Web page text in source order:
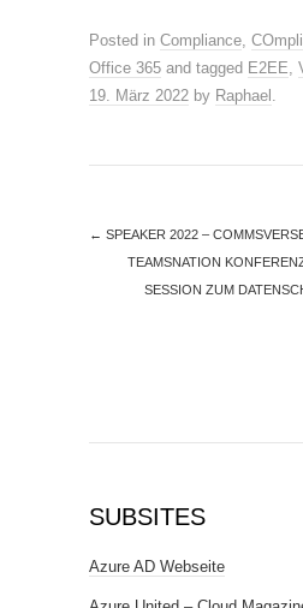
Posted in Compliance,
Office 365 and tagged E2EE,
19. März 2022 by Raphael .
← SPEAKER 2022 –
TEAMSNATION
SESSION ZUM
SUBSITES
Azure AD Webseite